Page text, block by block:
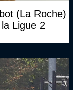
(La Roche)
Ligue 2